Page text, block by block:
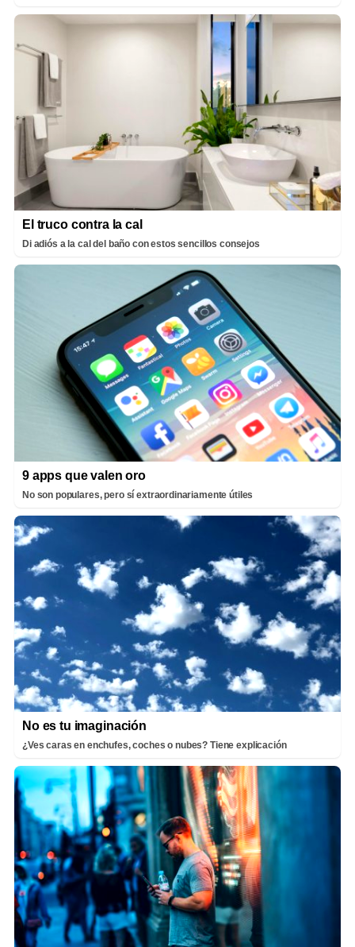
El truco contra la cal
Di adiós a la cal del baño con estos sencillos consejos
9 apps que valen oro
No son populares, pero sí extraordinariamente útiles
No es tu imaginación
¿Ves caras en enchufes, coches o nubes? Tiene explicación